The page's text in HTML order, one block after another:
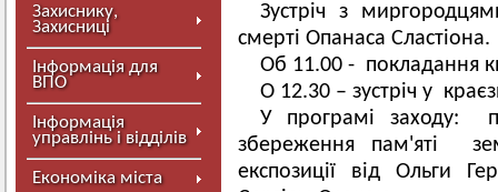
Захиснику,
Захисниці
Інформація для
ВПО
Інформація
управлінь і відділів
Економіка міста
Зустріч з
смерті Опанаса Сластіона.
Об 11.00 - покладання
О 12.30 – зустріч у
У програмі заходу:
збереження пам'яті
експозиції від Ольги